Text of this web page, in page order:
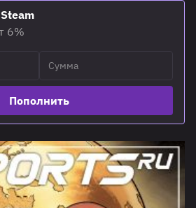
6%
Пополнить